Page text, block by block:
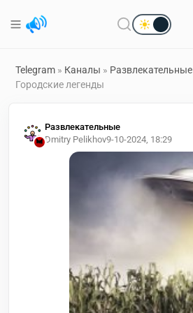
Telegram » Каналы » Развлекательные
Городские легенды
Развлекательные
Dmitry Pelikhov9-10-2024, 18:29